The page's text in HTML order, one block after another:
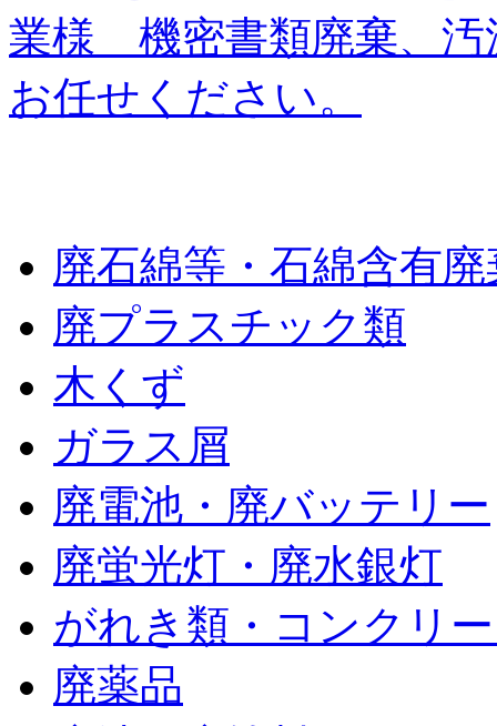
廃石綿等・石綿含有
廃プラスチック類
木くず
ガラス屑
廃電池・廃バッテリー
廃蛍光灯・廃水銀灯
がれき類・コンクリ
廃薬品